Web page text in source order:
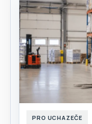
PRO UCHAZEČE